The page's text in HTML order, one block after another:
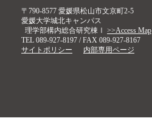
〒790-8577 愛媛県松山市文京町2-5
愛媛大学城北キャンパス
理学部構内総合研究棟Ⅰ >>Access Map
TEL 089-927-8197 / FAX 089-927-8167
サイトポリシー
内部専用ページ